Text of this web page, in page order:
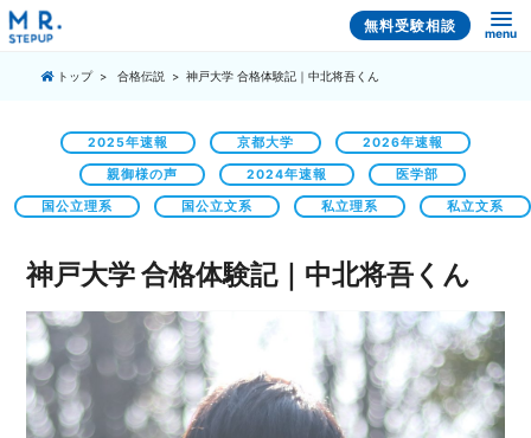
無料受験相談 menu
トップ 合格伝説 神戸大学 合格体験記｜中北将吾くん
2025年速報 京都大学 2026年速報
親御様の声 2024年速報 医学部
国公立理系 国公立文系 私立理系 私立文系
神戸大学 合格体験記｜中北将吾くん